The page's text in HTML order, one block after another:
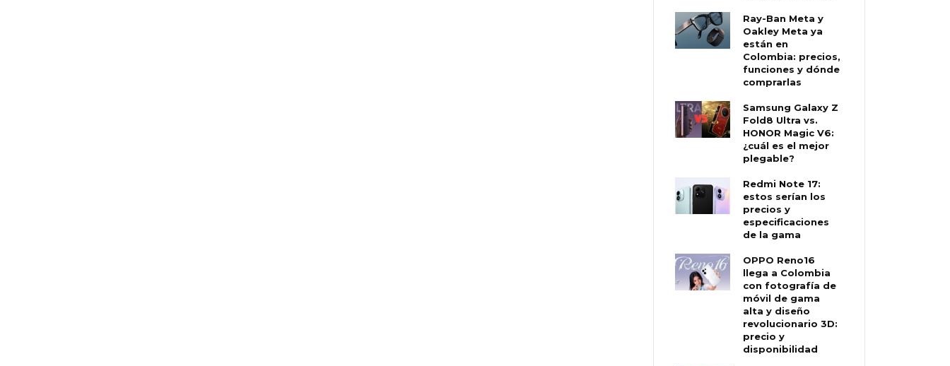
Ray-Ban Meta y
Oakley Meta ya
están en
Colombia: precios,
funciones y dónde
comprarlas
Samsung Galaxy Z
Fold8 Ultra vs.
HONOR Magic V6:
¿cuál es el mejor
plegable?
Redmi Note 17:
estos serían los
precios y
especificaciones
de la gama
OPPO Reno16
llega a Colombia
con fotografía de
móvil de gama
alta y diseño
revolucionario 3D:
precio y
disponibilidad